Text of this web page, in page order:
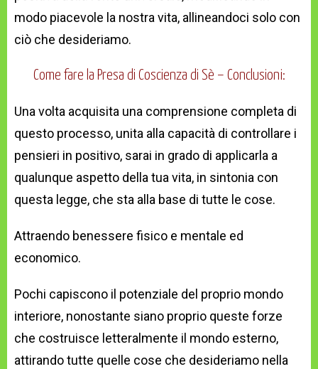
modo piacevole la nostra vita, allineandoci solo con
ciò che desideriamo.
Come fare la Presa di Coscienza di Sè – Conclusioni:
Una volta acquisita una comprensione completa di
questo processo, unita alla capacità di controllare i
pensieri in positivo, sarai in grado di applicarla a
qualunque aspetto della tua vita, in sintonia con
questa legge, che sta alla base di tutte le cose.
Attraendo benessere fisico e mentale ed
economico.
Pochi capiscono il potenziale del proprio mondo
interiore, nonostante siano proprio queste forze
che costruisce letteralmente il mondo esterno,
attirando tutte quelle cose che desideriamo nella